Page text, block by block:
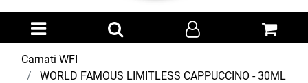
Open menu
Carnati WFI
WORLD FAMOUS LIMITLESS CAPPUCCINO - 30ML